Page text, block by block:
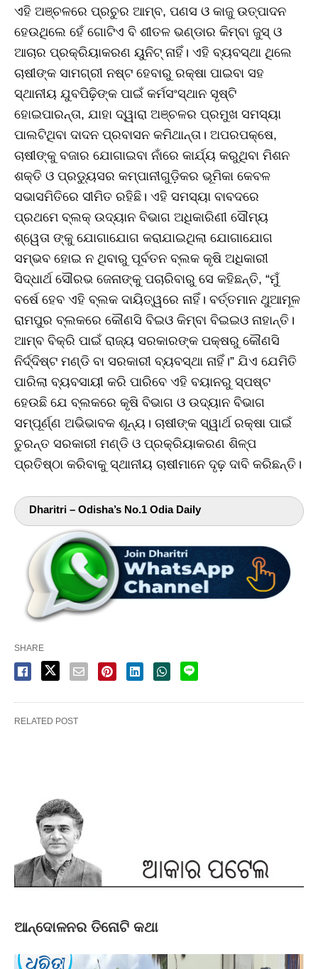
ଏହି ଅଞ୍ଚଳରେ ପ୍ରଚୁର ଆମ୍ବ, ପଣସ ଓ କାଜୁ ଉତ୍ପାଦନ
ହେଉଥିଲେ ହେଁ ଗୋଟିଏ ବି ଶୀତଳ ଭଣ୍ଡାର କିମ୍ବା ଜୁସ୍ ଓ
ଆଚାର ପ୍ରକ୍ରିୟାକରଣ ୟୁନିଟ୍ ନାହିଁ। ଏହି ବ୍ୟବସ୍ଥା ଥିଲେ
ଚାଷୀଙ୍କ ସାମଗ୍ରୀ ନଷ୍ଟ ହେବାରୁ ରକ୍ଷା ପାଇବା ସହ
ସ୍ଥାନୀୟ ଯୁବପିଢ଼ିଙ୍କ ପାଇଁ କର୍ମସଂସ୍ଥାନ ସୃଷ୍ଟି
ହୋଇପାରନ୍ତା, ଯାହା ଦ୍ୱାରା ଅଞ୍ଚଳର ପ୍ରମୁଖ ସମସ୍ୟା
ପାଲଟିଥିବା ଦାଦନ ପ୍ରବାସନ କମିଥାନ୍ତା। ଅପରପକ୍ଷେ,
ଚାଷୀଙ୍କୁ ବଜାର ଯୋଗାଇବା ନାଁରେ କାର୍ଯ୍ୟ କରୁଥିବା ମିଶନ
ଶକ୍ତି ଓ ପ୍ରଡ୍ୟୁସର କମ୍ପାନୀଗୁଡ଼ିକର ଭୂମିକା କେବଳ
ସଭାସମିତିରେ ସୀମିତ ରହିଛି। ଏହି ସମସ୍ୟା ବାବଦରେ
ପ୍ରଥମେ ବ୍ଲକ୍ ଉଦ୍ୟାନ ବିଭାଗ ଅଧିକାରିଣୀ ସୌମ୍ୟ
ଶ୍ୱେତା ଙ୍କୁ ଯୋଗାଯୋଗ କରାଯାଇଥିଲା ଯୋଗାଯୋଗ
ସମ୍ଭବ ହୋଇ ନ ଥିବାରୁ ପୂର୍ବତନ ବ୍ଲକ କୃଷି ଅଧିକାରୀ
ସିଦ୍ଧାର୍ଥ ସୌରଭ ଜେନାଙ୍କୁ ପଚାରିବାରୁ ସେ କହିଛନ୍ତି, “ମୁଁ
ବର୍ଷେ ହେବ ଏହି ବ୍ଲକ ଦାୟିତ୍ୱରେ ନାହିଁ। ବର୍ତ୍ତମାନ ଥୁଆମୂଳ
ରାମପୁର ବ୍ଲକରେ କୌଣସି ବିଇଓ କିମ୍ବା ବିଇଇଓ ନାହାନ୍ତି।
ଆମ୍ବ ବିକ୍ରି ପାଇଁ ରାଜ୍ୟ ସରକାରଙ୍କ ପକ୍ଷରୁ କୌଣସି
ନିର୍ଦ୍ଦିଷ୍ଟ ମଣ୍ଡି ବା ସରକାରୀ ବ୍ୟବସ୍ଥା ନାହିଁ।” ଯିଏ ଯେମିତି
ପାରିଲା ବ୍ୟବସାୟୀ କରି ପାରିବେ ଏହି ବୟାନରୁ ସ୍ପଷ୍ଟ
ହେଉଛି ଯେ ବ୍ଲକରେ କୃଷି ବିଭାଗ ଓ ଉଦ୍ୟାନ ବିଭାଗ
ସମ୍ପୂର୍ଣ୍ଣ ଅଭିଭାବକ ଶୂନ୍ୟ। ଚାଷୀଙ୍କ ସ୍ୱାର୍ଥ ରକ୍ଷା ପାଇଁ
ତୁରନ୍ତ ସରକାରୀ ମଣ୍ଡି ଓ ପ୍ରକ୍ରିୟାକରଣ ଶିଳ୍ପ
ପ୍ରତିଷ୍ଠା କରିବାକୁ ସ୍ଥାନୀୟ ଚାଷୀମାନେ ଦୃଢ଼ ଦାବି କରିଛନ୍ତି।
Dharitri – Odisha’s No.1 Odia Daily
SHARE
RELATED POST
ଆନ୍ଦୋଳନର ତିନୋଟି କଥା